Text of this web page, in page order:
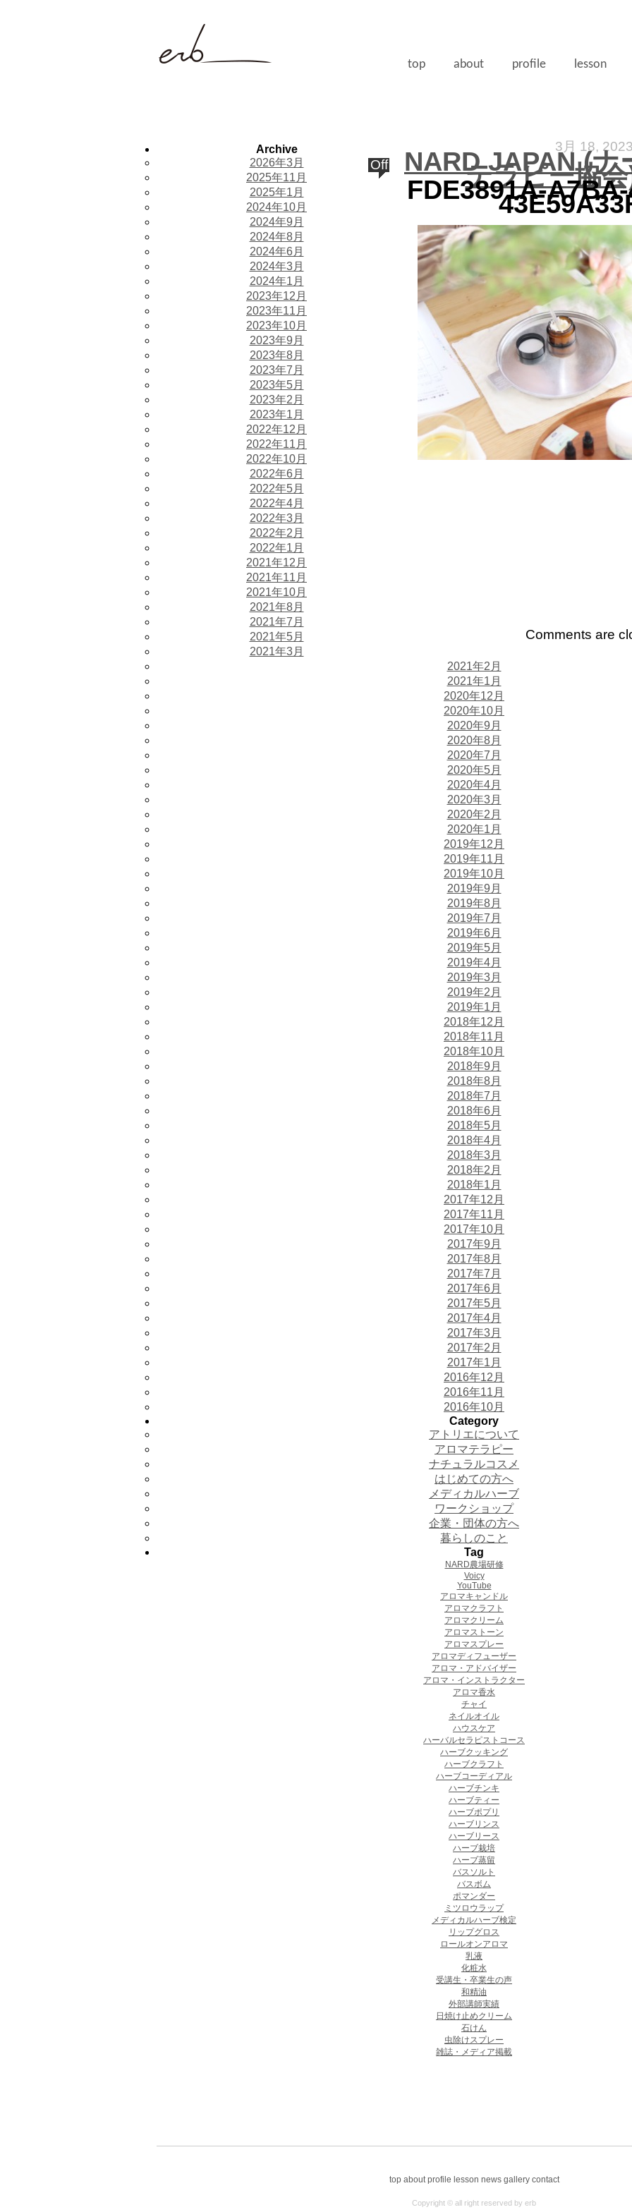
top about profile lesson
3月 18, 2023
Off
NARD JAPAN (ナ
テラピー協
FDE3891A-
Comments are
Archive
2026年3月
2025年11月
2025年1月
2024年10月
2024年9月
2024年8月
2024年6月
2024年3月
2024年1月
2023年12月
2023年11月
2023年10月
2023年9月
2023年8月
2023年7月
2023年5月
2023年2月
2023年1月
2022年12月
2022年11月
2022年10月
2022年6月
2022年5月
2022年4月
2022年3月
2022年2月
2022年1月
2021年12月
2021年11月
2021年10月
2021年8月
2021年7月
2021年5月
2021年3月
2021年2月
2021年1月
2020年12月
2020年10月
2020年9月
2020年8月
2020年7月
2020年5月
2020年4月
2020年3月
2020年2月
2020年1月
2019年12月
2019年11月
2019年10月
2019年9月
2019年8月
2019年7月
2019年6月
2019年5月
2019年4月
2019年3月
2019年2月
2019年1月
2018年12月
2018年11月
2018年10月
2018年9月
2018年8月
2018年7月
2018年6月
2018年5月
2018年4月
2018年3月
2018年2月
2018年1月
2017年12月
2017年11月
2017年10月
2017年9月
2017年8月
2017年7月
2017年6月
2017年5月
2017年4月
2017年3月
2017年2月
2017年1月
2016年12月
2016年11月
2016年10月
Category
アトリエについて
アロマテラピー
ナチュラルコスメ
はじめての方へ
メディカルハーブ
ワークショップ
企業・団体の方へ
暮らしのこと
Tag
NARD農場研修
Voicy
YouTube
アロマキャンドル
アロマクラフト
アロマクリーム
アロマストーン
アロマスプレー
アロマディフューザー
アロマ・アドバイザー
アロマ・インストラクター
アロマ香水
チャイ
ネイルオイル
ハウスケア
ハーバルセラピストコース
ハーブクッキング
ハーブクラフト
ハーブコーディアル
ハーブチンキ
ハーブティー
ハーブポプリ
ハーブリンス
ハーブリース
ハーブ栽培
ハーブ蒸留
バスソルト
バスボム
ポマンダー
ミツロウラップ
メディカルハーブ検定
リップグロス
ロールオンアロマ
乳液
化粧水
受講生・卒業生の声
和精油
外部講師実績
日焼け止めクリーム
石けん
虫除けスプレー
雑誌・メディア掲載
top about profile lesson news gallery contact
Copyright © all right reserved by erb